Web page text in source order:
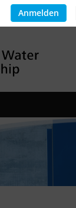
Anmelden